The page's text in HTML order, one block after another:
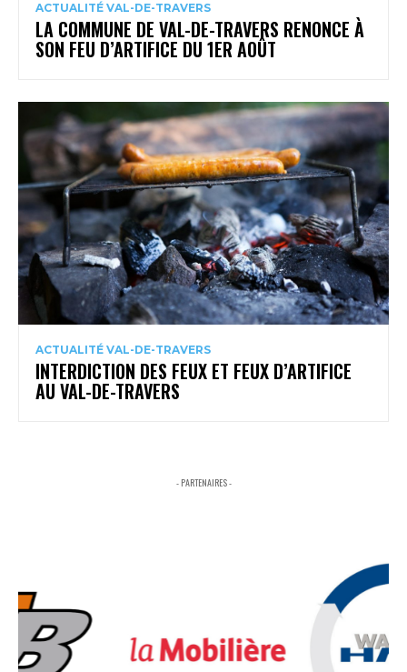
ACTUALITÉ VAL-DE-TRAVERS
LA COMMUNE DE VAL-DE-TRAVERS RENONCE À
SON FEU D’ARTIFICE DU 1ER AOÛT
ACTUALITÉ VAL-DE-TRAVERS
INTERDICTION DES FEUX ET FEUX D’ARTIFICE
AU VAL-DE-TRAVERS
- PARTENAIRES -